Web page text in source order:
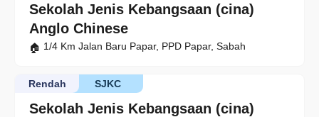
Sekolah Jenis Kebangsaan (cina)
Anglo Chinese
1/4 Km Jalan Baru Papar, PPD Papar, Sabah
Sekolah Jenis Kebangsaan (cina)
SJKC
Rendah